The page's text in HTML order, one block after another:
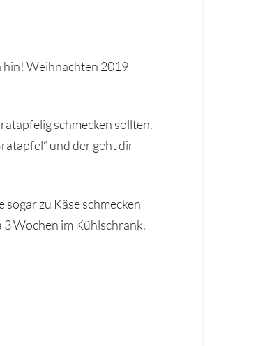
hin! Weihnachten 2019
schmecken sollten.
und der geht dir
zu Käse schmecken
3 Wochen im Kühlschrank.